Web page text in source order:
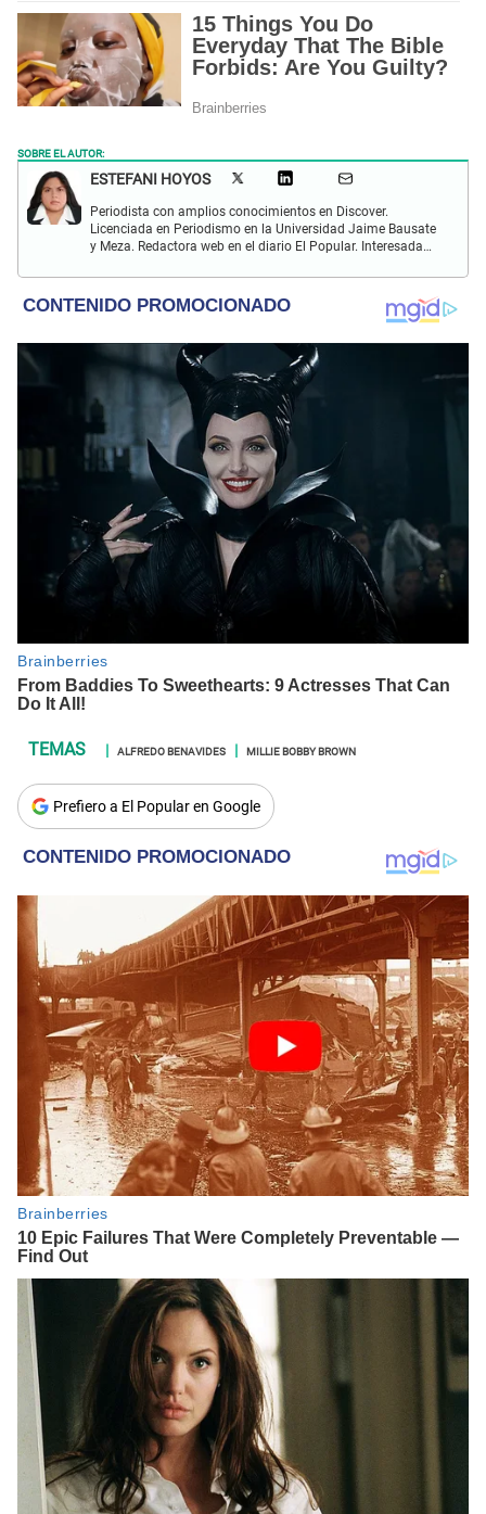
SOBRE EL AUTOR:
ESTEFANI HOYOS
Periodista con amplios conocimientos en Discover.
Licenciada en Periodismo en la Universidad Jaime Bausate
y Meza. Redactora web en el diario El Popular. Interesada
internacional; tendencias, películas y series.
ALFREDO BENAVIDES MILLIE BOBBY BROWN
Prefiero a El Popular en Google